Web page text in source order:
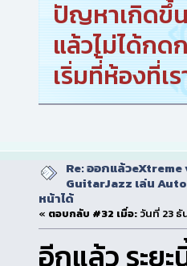
ปัญหาเกิดขึ้
แล้วไม่ได้กด
เริ่มที่้ห้องที่เ
Re: ออกแล้ว
GuitarJazz เล่น
หน้าได้
« ตอบกลับ #32 เมื่อ: วันที่ 23 ธั
อีกแล้ว ระย